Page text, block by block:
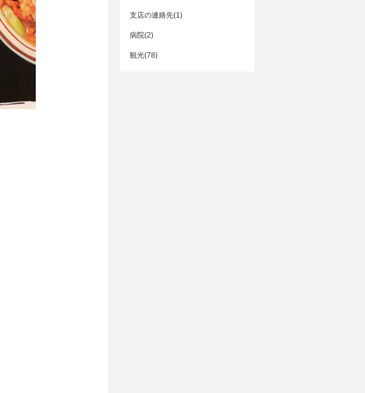
支店の連絡先(1)
病院(2)
観光(78)